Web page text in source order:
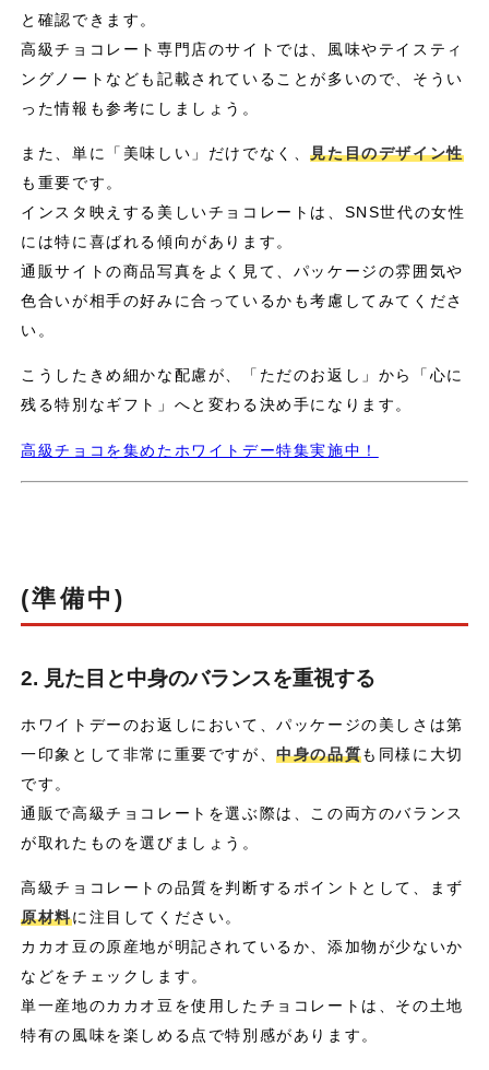
と確認できます。
高級チョコレート専門店のサイトでは、風味やテイスティ
ングノートなども記載されていることが多いので、そうい
った情報も参考にしましょう。
また、単に「美味しい」だけでなく、見た目のデザイン性
も重要です。
インスタ映えする美しいチョコレートは、SNS世代の女性
には特に喜ばれる傾向があります。
通販サイトの商品写真をよく見て、パッケージの雰囲気や
色合いが相手の好みに合っているかも考慮してみてくださ
い。
こうしたきめ細かな配慮が、「ただのお返し」から「心に
残る特別なギフト」へと変わる決め手になります。
高級チョコを集めたホワイトデー特集実施中！
(準備中)
2. 見た目と中身のバランスを重視する
ホワイトデーのお返しにおいて、パッケージの美しさは第
一印象として非常に重要ですが、中身の品質も同様に大切
です。
通販で高級チョコレートを選ぶ際は、この両方のバランス
が取れたものを選びましょう。
高級チョコレートの品質を判断するポイントとして、まず
原材料に注目してください。
カカオ豆の原産地が明記されているか、添加物が少ないか
などをチェックします。
単一産地のカカオ豆を使用したチョコレートは、その土地
特有の風味を楽しめる点で特別感があります。